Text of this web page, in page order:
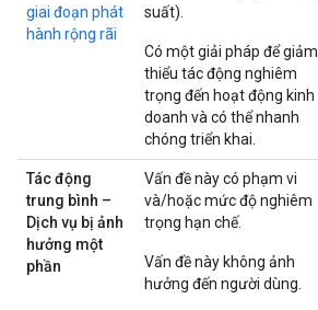
giai đoạn phát
hành rộng rãi
suất).
Có một giải pháp để giảm
thiểu tác động nghiêm
trọng đến hoạt động kinh
doanh và có thể nhanh
chóng triển khai.
Tác động
trung bình –
Dịch vụ bị ảnh
hưởng một
phần
Vấn đề này có phạm vi
và/hoặc mức độ nghiêm
trọng hạn chế.
Vấn đề này không ảnh
hưởng đến người dùng.